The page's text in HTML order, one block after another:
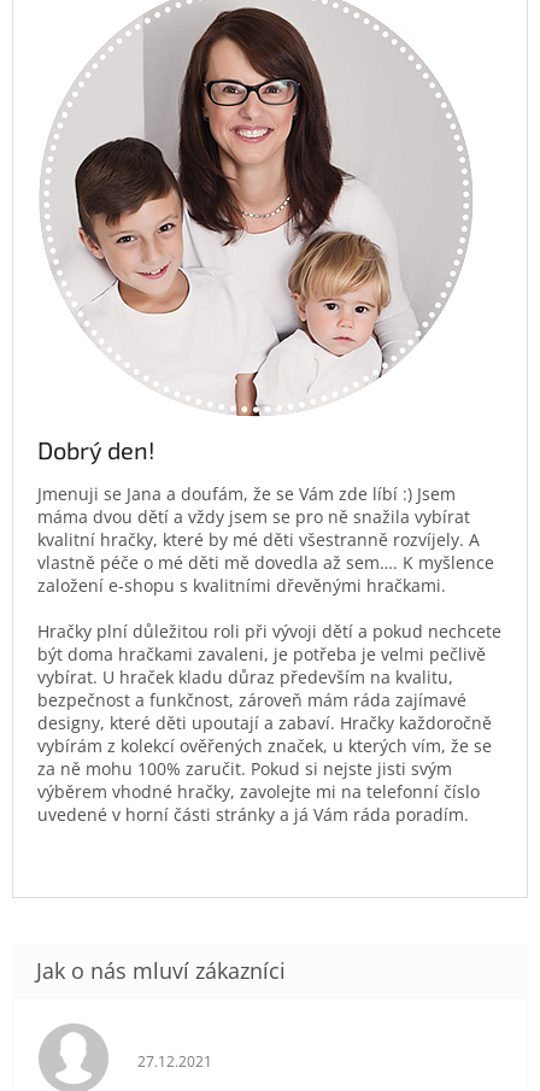
Dobrý den!
Jmenuji se Jana a doufám, že se Vám zde líbí :) Jsem
máma dvou dětí a vždy jsem se pro ně snažila vybírat
kvalitní hračky, které by mé děti všestranně rozvíjely. A
vlastně péče o mé děti mě dovedla až sem…. K myšlence
založení e-shopu s kvalitními dřevěnými hračkami.
Hračky plní důležitou roli při vývoji dětí a pokud nechcete
být doma hračkami zavaleni, je potřeba je velmi pečlivě
vybírat. U hraček kladu důraz především na kvalitu,
bezpečnost a funkčnost, zároveň mám ráda zajímavé
designy, které děti upoutají a zabaví. Hračky každoročně
vybírám z kolekcí ověřených značek, u kterých vím, že se
za ně mohu 100% zaručit. Pokud si nejste jisti svým
výběrem vhodné hračky, zavolejte mi na telefonní číslo
uvedené v horní části stránky a já Vám ráda poradím.
Hodnocení obchodu je 5 z 5 hvězdiček.
27.12.2021